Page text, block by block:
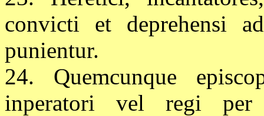
convicti et deprehensi
punientur.
24. Quemcunque
inperatori vel regi